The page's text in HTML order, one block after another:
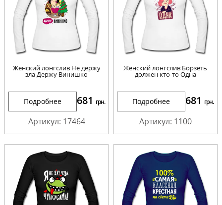
Женский лонгслив Не держу
зла Держу Винишко
Подробнее 681 грн.
Артикул: 17464
Женский лонгслив Борзеть
должен кто-то Одна
Подробнее 681 грн.
Артикул: 1100